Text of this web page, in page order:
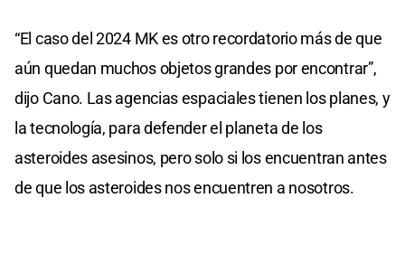
“El caso del 2024 MK es otro recordatorio más de que
aún quedan muchos objetos grandes por encontrar”,
dijo Cano. Las agencias espaciales tienen los planes, y
la tecnología, para defender el planeta de los
asteroides asesinos, pero solo si los encuentran antes
de que los asteroides nos encuentren a nosotros.